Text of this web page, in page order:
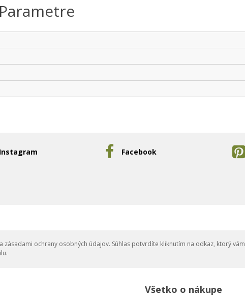
Parametre
Instagram Facebook
ochrany osobných údajov. Súhlas potvrdíte kliknutím na odkaz, ktorý
Všetko o nákupe